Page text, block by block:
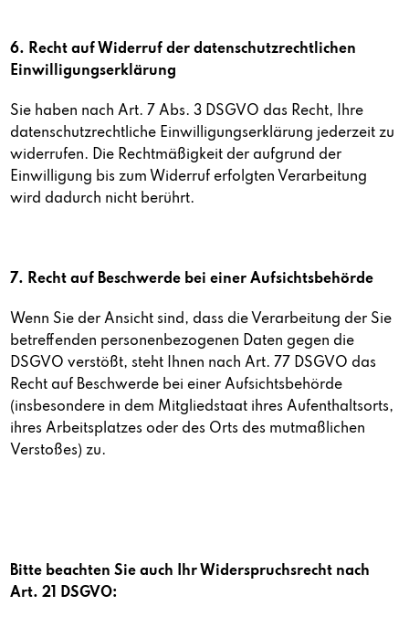
6. Recht auf Widerruf der datenschutzrechtlichen
Einwilligungserklärung
Sie haben nach Art. 7 Abs. 3 DSGVO das Recht, Ihre
datenschutzrechtliche Einwilligungserklärung jederzeit zu
widerrufen. Die Rechtmäßigkeit der aufgrund der
Einwilligung bis zum Widerruf erfolgten Verarbeitung
wird dadurch nicht berührt.
7. Recht auf Beschwerde bei einer Aufsichtsbehörde
Wenn Sie der Ansicht sind, dass die Verarbeitung der Sie
betreffenden personenbezogenen Daten gegen die
DSGVO verstößt, steht Ihnen nach Art. 77 DSGVO das
Recht auf Beschwerde bei einer Aufsichtsbehörde
(insbesondere in dem Mitgliedstaat ihres Aufenthaltsorts,
ihres Arbeitsplatzes oder des Orts des mutmaßlichen
Verstoßes) zu.
Bitte beachten Sie auch Ihr Widerspruchsrecht nach
Art. 21 DSGVO: